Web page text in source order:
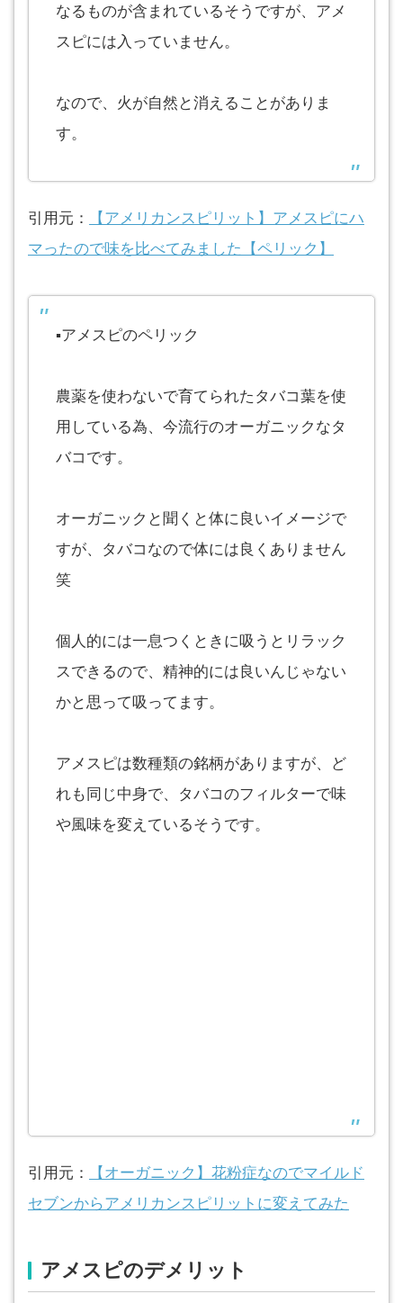
なるものが含まれているそうですが、アメ
スピには入っていません。
なので、火が自然と消えることがありま
す。
引用元：
【アメリカンスピリット】アメスピにハ
マったので味を比べてみました【ペリック】
▪︎アメスピのペリック
農薬を使わないで育てられたタバコ葉を使
用している為、今流行のオーガニックなタ
バコです。
オーガニックと聞くと体に良いイメージで
すが、タバコなので体には良くありません
笑
個人的には一息つくときに吸うとリラック
スできるので、精神的には良いんじゃない
かと思って吸ってます。
アメスピは数種類の銘柄がありますが、ど
れも同じ中身で、タバコのフィルターで味
や風味を変えているそうです。
引用元：
【オーガニック】花粉症なのでマイルド
セブンからアメリカンスピリットに変えてみた
アメスピのデメリット